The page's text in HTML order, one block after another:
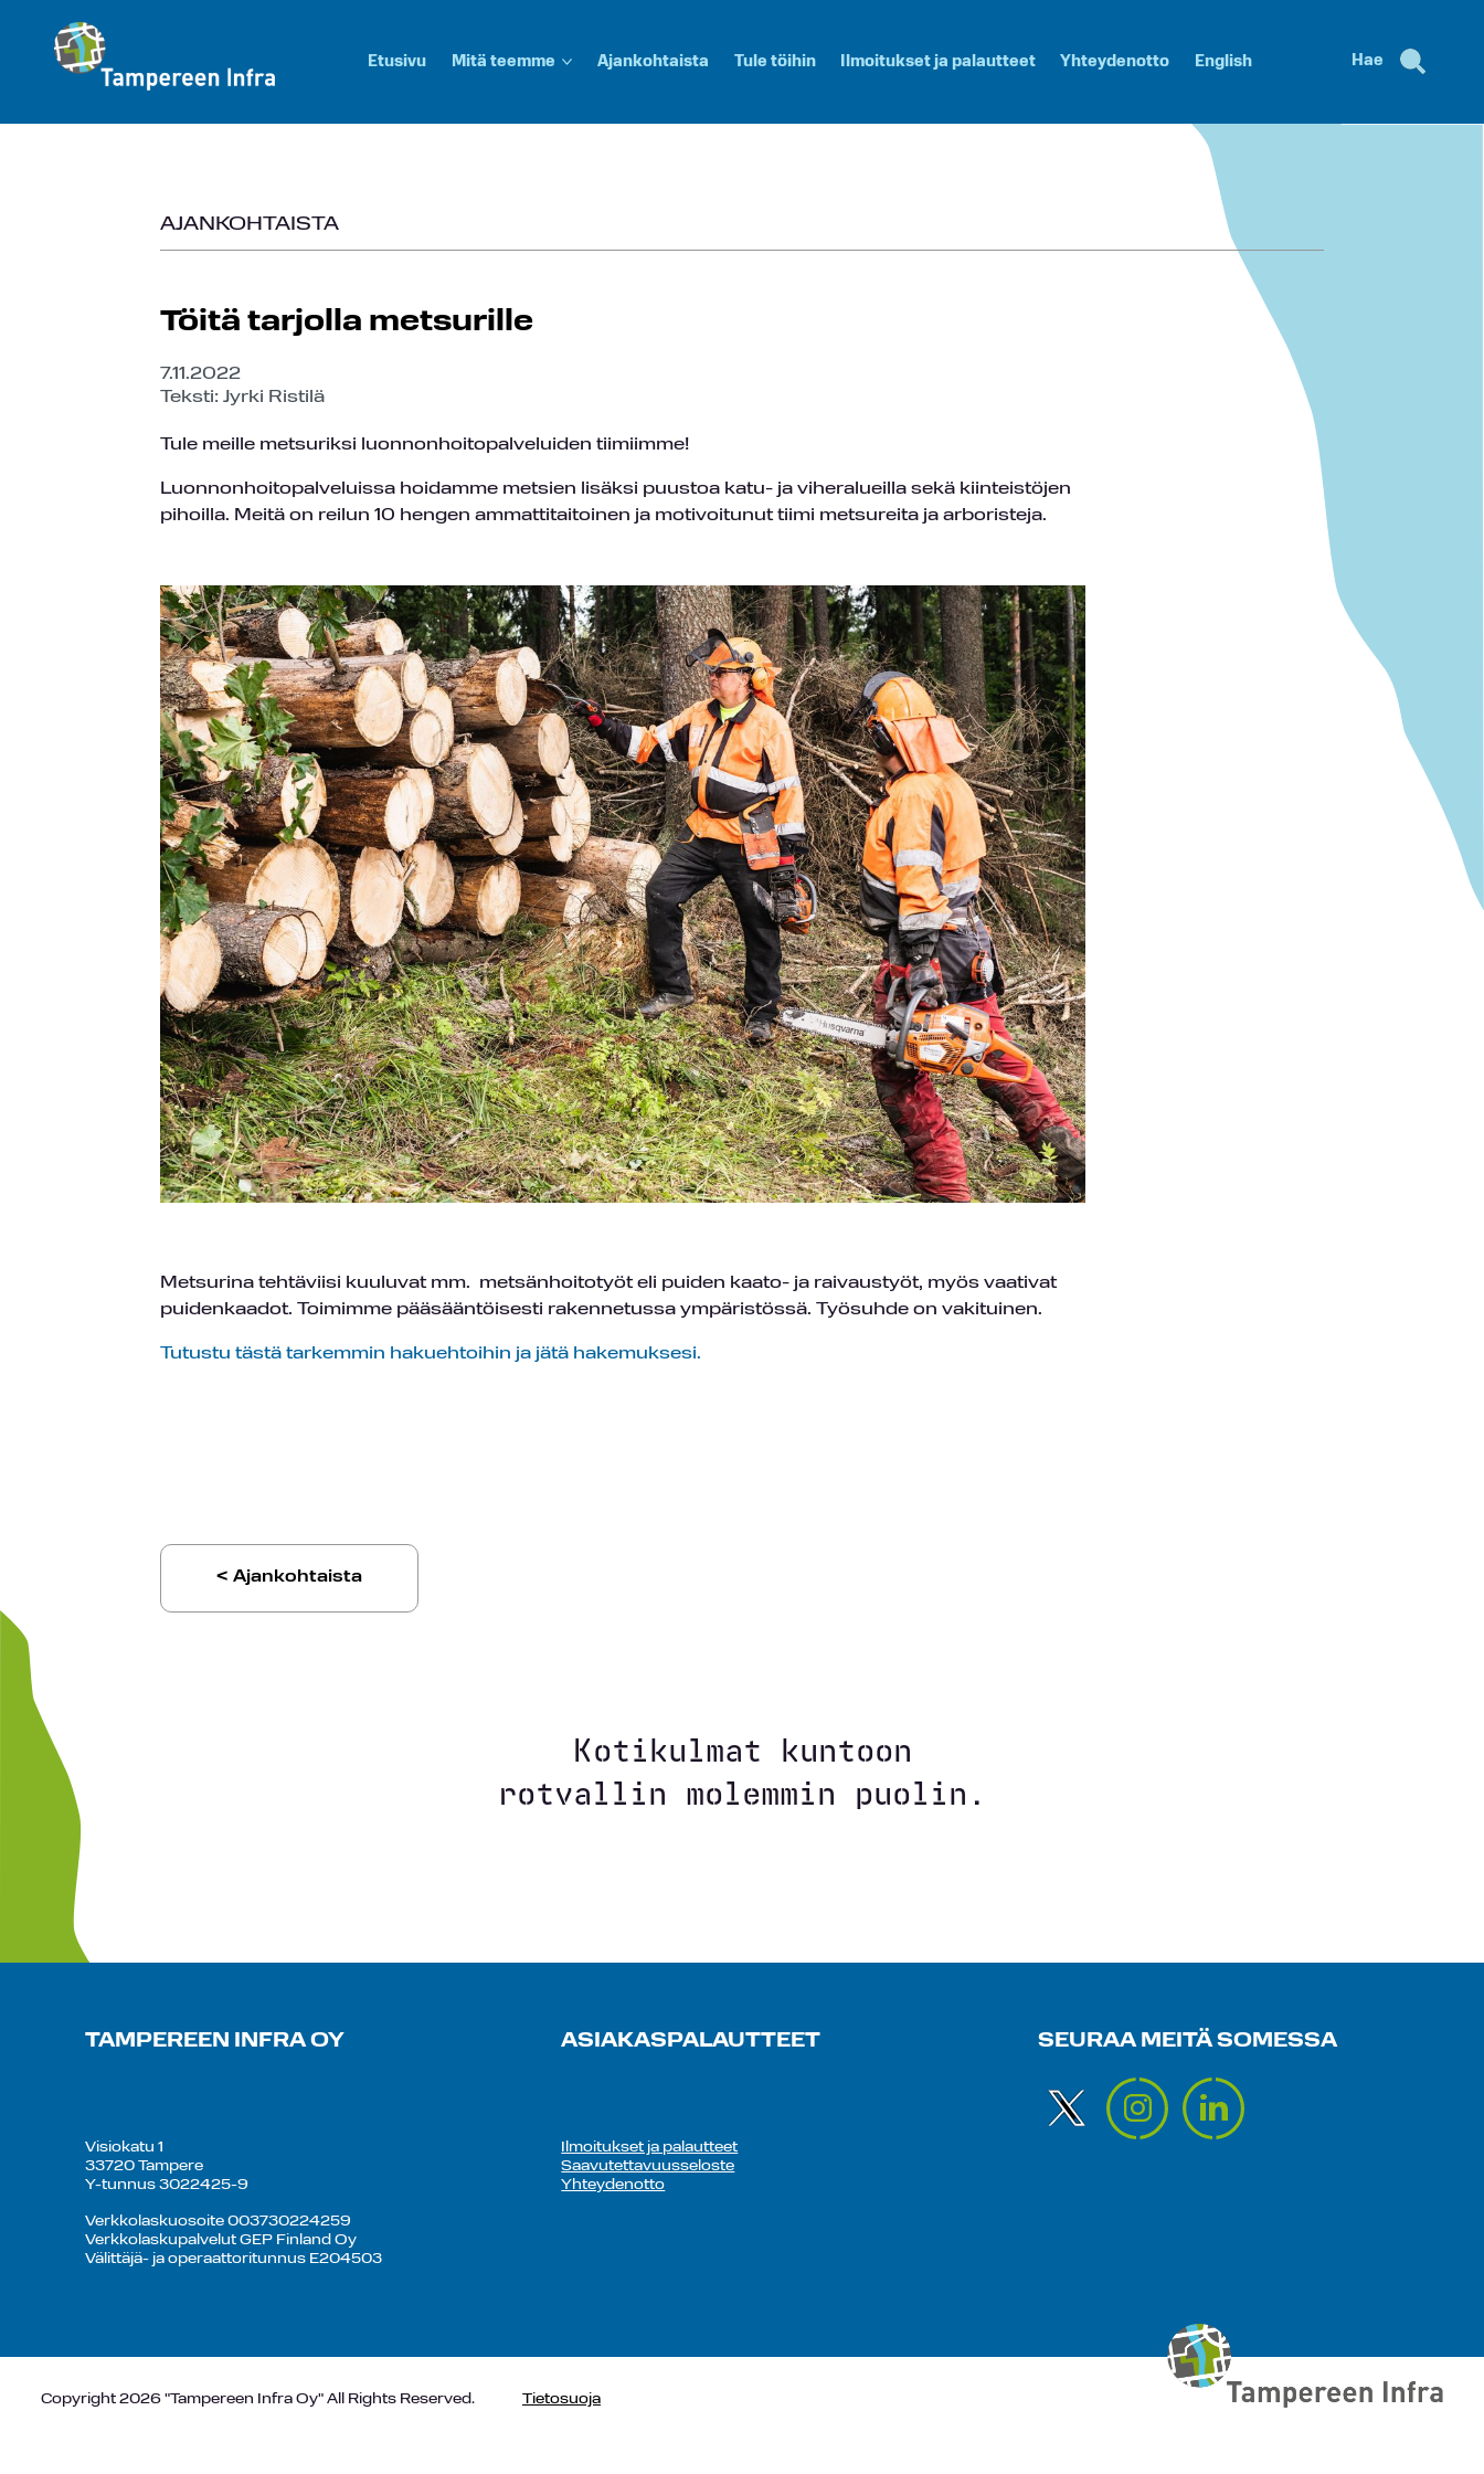
Hae
Etusivu Mitä teemme Ajankohtaista Tule töihin Ilmoitukset ja palautteet Yhteydenotto English
AJANKOHTAISTA
Töitä tarjolla metsurille
7.11.2022
Teksti: Jyrki Ristilä
Tule meille metsuriksi luonnonhoitopalveluiden tiimiimme!
Luonnonhoitopalveluissa hoidamme metsien lisäksi puustoa katu- ja viheralueilla sekä kiinteistöjen
pihoilla. Meitä on reilun 10 hengen ammattitaitoinen ja motivoitunut tiimi metsureita ja arboristeja.
Metsurina tehtäviisi kuuluvat mm. metsänhoitotyöt eli puiden kaato- ja raivaustyöt, myös vaativat
puidenkaadot. Toimimme pääsääntöisesti rakennetussa ympäristössä. Työsuhde on vakituinen.
Tutustu tästä tarkemmin hakuehtoihin ja jätä hakemuksesi.
< Ajankohtaista
Kotikulmat kuntoon
rotvallin molemmin puolin.
TAMPEREEN INFRA OY
Visiokatu 1
33720 Tampere
Y-tunnus 3022425-9
Verkkolaskuosoite 003730224259
Verkkolaskupalvelut GEP Finland Oy
Välittäjä- ja operaattoritunnus E204503
ASIAKASPALAUTTEET
Ilmoitukset ja palautteet
Saavutettavuusseloste
Yhteydenotto
SEURAA MEITÄ SOMESSA
Copyright 2026 "Tampereen Infra Oy" All Rights Reserved. Tietosuoja